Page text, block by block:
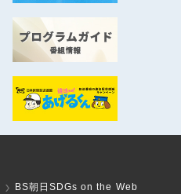
BS朝日SDGs on the Web